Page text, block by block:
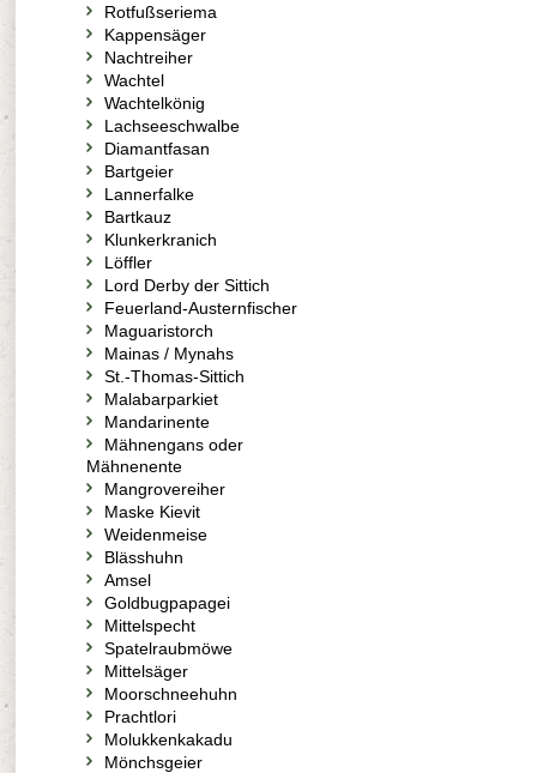
Rotfußseriema
Kappensäger
Nachtreiher
Wachtel
Wachtelkönig
Lachseeschwalbe
Diamantfasan
Bartgeier
Lannerfalke
Bartkauz
Klunkerkranich
Löffler
Lord Derby der Sittich
Feuerland-Austernfischer
Maguaristorch
Mainas / Mynahs
St.-Thomas-Sittich
Malabarparkiet
Mandarinente
Mähnengans oder
Mähnenente
Mangrovereiher
Maske Kievit
Weidenmeise
Blässhuhn
Amsel
Goldbugpapagei
Mittelspecht
Spatelraubmöwe
Mittelsäger
Moorschneehuhn
Prachtlori
Molukkenkakadu
Mönchsgeier